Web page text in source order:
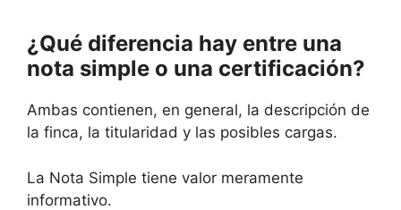
¿Qué diferencia hay entre una
nota simple o una certificación?
Ambas contienen, en general, la descripción de
la finca, la titularidad y las posibles cargas.
La Nota Simple tiene valor meramente
informativo.